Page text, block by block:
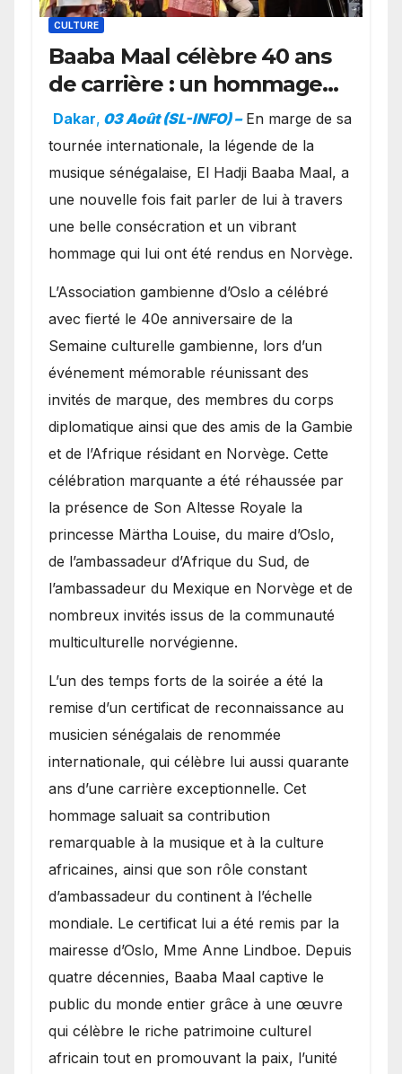
CULTURE
Baaba Maal célèbre 40 ans
de carrière : un hommage
exceptionnel à Oslo en
présence de la famille
royale.
Dakar, 03 Août (SL-INFO) – ​En marge de sa
tournée internationale, la légende de la
musique sénégalaise, El Hadji Baaba Maal, a
une nouvelle fois fait parler de lui à travers
une belle consécration et un vibrant
hommage qui lui ont été rendus en Norvège.
​L’Association gambienne d’Oslo a célébré
avec fierté le 40e anniversaire de la
Semaine culturelle gambienne, lors d’un
événement mémorable réunissant des
invités de marque, des membres du corps
diplomatique ainsi que des amis de la Gambie
et de l’Afrique résidant en Norvège. Cette
célébration marquante a été réhaussée par
la présence de Son Altesse Royale la
princesse Märtha Louise, du maire d’Oslo,
de l’ambassadeur d’Afrique du Sud, de
l’ambassadeur du Mexique en Norvège et de
nombreux invités issus de la communauté
multiculturelle norvégienne.
​L’un des temps forts de la soirée a été la
remise d’un certificat de reconnaissance au
musicien sénégalais de renommée
internationale, qui célèbre lui aussi quarante
ans d’une carrière exceptionnelle. Cet
hommage saluait sa contribution
remarquable à la musique et à la culture
africaines, ainsi que son rôle constant
d’ambassadeur du continent à l’échelle
mondiale. Le certificat lui a été remis par la
mairesse d’Oslo, Mme Anne Lindboe. Depuis
quatre décennies, Baaba Maal captive le
public du monde entier grâce à une œuvre
qui célèbre le riche patrimoine culturel
africain tout en promouvant la paix, l’unité